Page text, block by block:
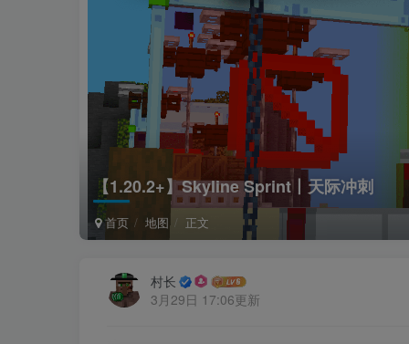
【1.20.2+】Skyline Sprint丨天际冲刺
首页 地图 正文
村长
3月29日 17:06更新